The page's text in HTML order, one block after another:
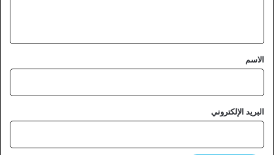
*
الاسم
البريد الإلكتروني